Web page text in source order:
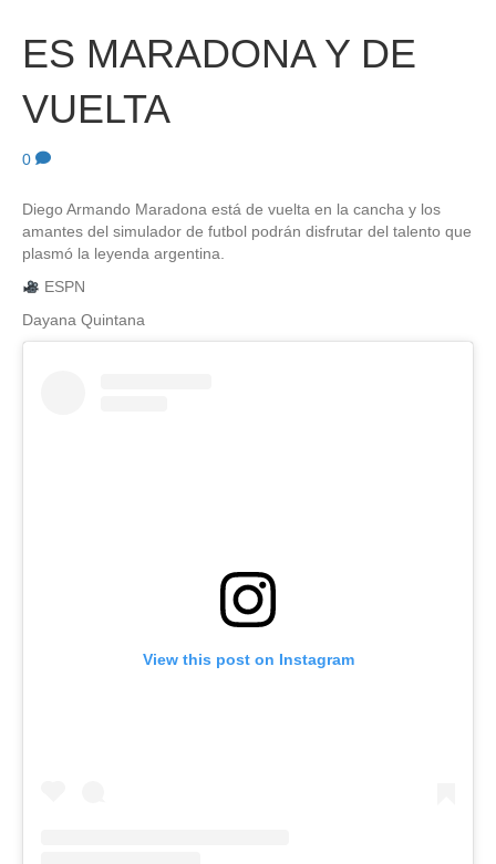
ES MARADONA Y DE
VUELTA
0
Diego Armando Maradona está de vuelta en la cancha y los
amantes del simulador de futbol podrán disfrutar del talento que
plasmó la leyenda argentina.
ESPN
Dayana Quintana
View this post on Instagram